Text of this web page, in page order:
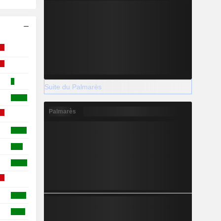
Suite du Palmarès
Palmarès